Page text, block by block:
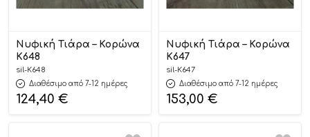
Νυφική Τιάρα – Κορώνα
Κ648
sil-K648
Διαθέσιμο από 7-12 ημέρες
124,40 €
Νυφική Τιάρα – Κορώνα
Κ647
sil-K647
Διαθέσιμο από 7-12 ημέρες
153,00 €